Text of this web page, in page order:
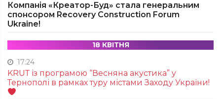
Компанія «Креатор-Буд» стала генеральним
спонсором Recovery Construction Forum
Ukraine!
18 КВІТНЯ
17:24
KRUТ із програмою “Весняна акустика” у
Тернополі в рамках туру містами Заходу України!